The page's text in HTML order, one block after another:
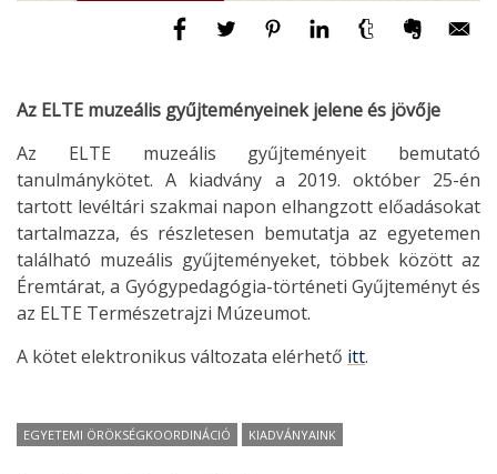
Az ELTE muzeális gyűjteményeinek jelene és jövője
Az ELTE muzeális gyűjteményeit bemutató
tanulmánykötet. A kiadvány a 2019. október 25-én
tartott levéltári szakmai napon elhangzott előadásokat
tartalmazza, és részletesen bemutatja az egyetemen
található muzeális gyűjteményeket, többek között az
Éremtárat, a Gyógypedagógia-történeti Gyűjteményt és
az ELTE Természetrajzi Múzeumot.
A kötet elektronikus változata elérhető itt.
EGYETEMI ÖRÖKSÉGKOORDINÁCIÓ KIADVÁNYAINK